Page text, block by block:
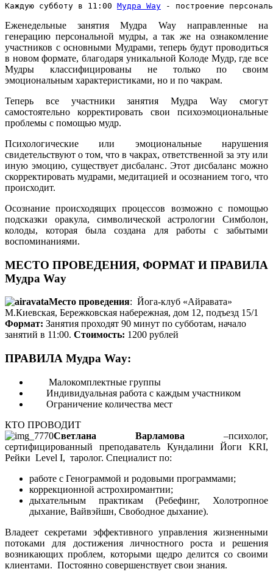
Каждую субботу в 11:00 Мудра Way - построение
Еженедельные занятия Мудра Way направленные на
генерацию персональной мудры, а так же на ознакомление
участников с основными Мудрами, теперь будут проводиться
в новом формате, благодаря уникальной Колоде Мудр, где все
Мудры классифицированы не только по своим
эмоциональным характеристиками, но и по чакрам.
Теперь все участники занятия Мудра Way смогут
самостоятельно корректировать свои психоэмоциональные
проблемы с помощью мудр.
Психологические или эмоциональные нарушения
свидетельствуют о том, что в чакрах, ответственной за эту или
иную эмоцию, существует дисбаланс. Этот дисбаланс можно
скорректировать мудрами, медитацией и осознанием того, что
происходит.
Осознание происходящих процессов возможно с помощью
подсказки оракула, символической астрологии Симболон,
колоды, которая была создана для работы с забытыми
воспоминаниями.
МЕСТО ПРОВЕДЕНИЯ, ФОРМАТ И ПРАВИЛА
Мудра Way
Место проведения: Йога-клуб «Айравата»
М.Киевская, Бережковская набережная, дом 12, подъезд 15/1
Формат: Занятия проходят 90 минут по субботам, начало
занятий в 11:00. Стоимость: 1200 рублей
ПРАВИЛА Мудра Way:
Малокомплектные группы
Индивидуальная работа с каждым участником
Ограничение количества мест
КТО ПРОВОДИТ
Светлана Варламова –психолог,
сертифицированный преподаватель Кундалини Йоги KRI,
Рейки Level I, таролог. Специалист по:
работе с Генограммой и родовыми программами;
коррекционной астрохиромантии;
дыхательным практикам (Ребефинг, Холотропное
дыхание, Вайвэйшн, Свободное дыхание).
Владеет секретами эффективного управления жизненными
потоками для достижения личностного роста и решения
возникающих проблем, которыми щедро делится со своими
клиентами. Постоянно совершенствует свои знания.